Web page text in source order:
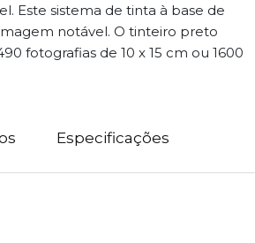
Este sistema de tinta à base de
notável. O tinteiro preto
fotografias de 10 x 15 cm ou 1600
Especificações